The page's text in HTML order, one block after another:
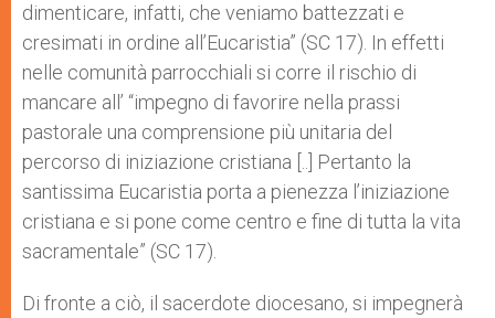
dimenticare, infatti, che veniamo battezzati e
cresimati in ordine all’Eucaristia” (SC 17). In effetti
nelle comunità parrocchiali si corre il rischio di
mancare all’ “impegno di favorire nella prassi
pastorale una comprensione più unitaria del
percorso di iniziazione cristiana [..] Pertanto la
santissima Eucaristia porta a pienezza l’iniziazione
cristiana e si pone come centro e fine di tutta la vita
sacramentale” (SC 17).
Di fronte a ciò, il sacerdote diocesano, si impegnerà